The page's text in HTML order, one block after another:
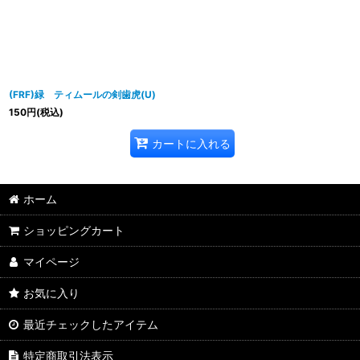
(FRF)緑 ティムールの剣歯虎(U)
150円(税込)
カートに入れる
ホーム
ショッピングカート
マイページ
お気に入り
最近チェックしたアイテム
特定商取引法表示